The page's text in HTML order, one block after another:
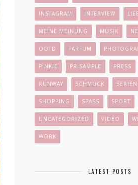
INSTAGRAM INTERVIEW
MEINE MEINUNG MUSIK
OOTD PARFUM
PINKIE PR-SAMPLE PRESS
RUNWAY SCHMUCK SERIEN
SHOPPING SPASS SPORT
UNCATEGORIZED VIDEO
WORK
LATEST POSTS